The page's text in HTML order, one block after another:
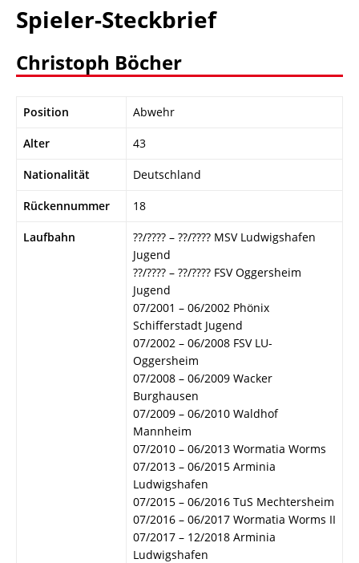
Spieler-Steckbrief
Christoph Böcher
Position Abwehr
Alter 43
Nationalität Deutschland
Rückennummer 18
Laufbahn
??/???? – ??/???? MSV Ludwigshafen
Jugend
??/???? – ??/???? FSV Oggersheim
Jugend
07/2001 – 06/2002 Phönix
Schifferstadt Jugend
07/2002 – 06/2008 FSV LU-
Oggersheim
07/2008 – 06/2009 Wacker
Burghausen
07/2009 – 06/2010 Waldhof
Mannheim
07/2010 – 06/2013 Wormatia Worms
07/2013 – 06/2015 Arminia
Ludwigshafen
07/2015 – 06/2016 TuS Mechtersheim
07/2016 – 06/2017 Wormatia Worms II
07/2017 – 12/2018 Arminia
Ludwigshafen